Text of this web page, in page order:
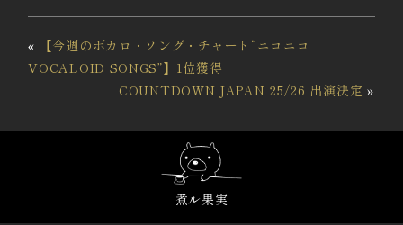
«
【今週のボカロ・ソング・チャート“ニコニコ
VOCALOID SONGS”】1位獲得
COUNTDOWN JAPAN 25/26 出演決定 »
煮ル果実